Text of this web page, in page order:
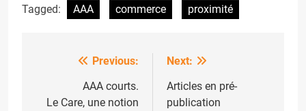
Tagged: AAA commerce proximité
navigation
Previous:
AAA courts.
Le Care, une notion
Next:
Articles en pré-
publication